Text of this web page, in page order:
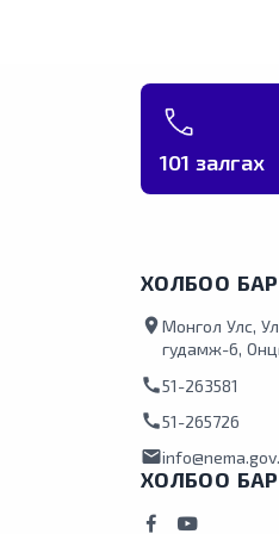
101 залгах
ХОЛБОО
location_onМонгол Улс,
гудамж-6,
call51-263581
call51-265726
mail
ХОЛБОО